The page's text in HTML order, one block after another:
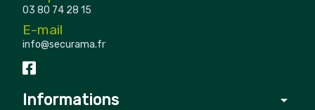
03 80 74 28 15
E-mail
info@securama.fr
Informations arrow_drop_down